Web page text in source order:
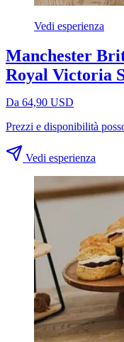
Vedi esperienza
Manchester
Royal Victoria
Da 64,90 USD
Prezzi e disponibilità
Vedi esperienza